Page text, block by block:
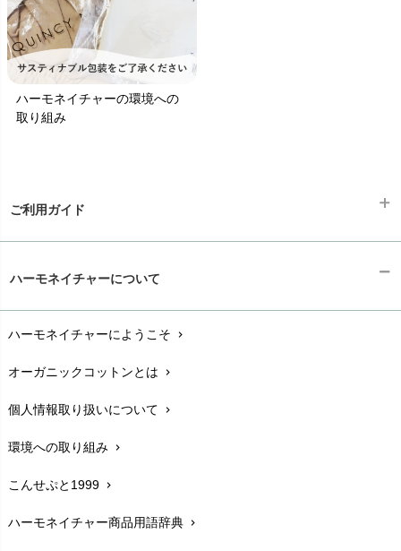
ハーモネイチャーの環境への
取り組み
ご利用ガイド
配送と送料chevron_right
在庫状況と発送予定chevron_right
サイズ・寸法chevron_right
生地・素材chevron_right
お手入れについて
レビューを書こうchevron_right
ハーモネイチャーについて
ハーモネイチャーにようこそ chevron_right
オーガニックコットンとは chevron_right
個人情報取り扱いについて chevron_right
環境への取り組み chevron_right
こんせぷと1999 chevron_right
ハーモネイチャー商品用語辞典 chevron_right